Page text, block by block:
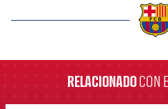
RELACIONADOCON